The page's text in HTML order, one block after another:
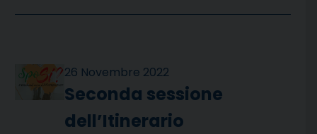
26 Novembre 2022
Seconda sessione
dell’Itinerario